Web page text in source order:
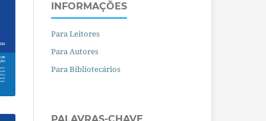
INFORMAÇÕES
Para Leitores
Para Autores
Para Bibliotecários